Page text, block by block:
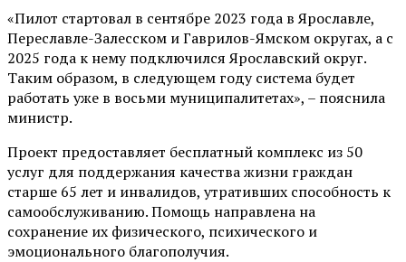
«Пилот стартовал в сентябре 2023 года в Ярославле,
Переславле-Залесском и Гаврилов-Ямском округах, а с
2025 года к нему подключился Ярославский округ.
Таким образом, в следующем году система будет
работать уже в восьми муниципалитетах», – пояснила
министр.
Проект предоставляет бесплатный комплекс из 50
услуг для поддержания качества жизни граждан
старше 65 лет и инвалидов, утративших способность к
самообслуживанию. Помощь направлена на
сохранение их физического, психического и
эмоционального благополучия.